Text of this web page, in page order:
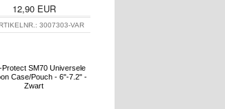
12,90EUR
3007303-VAR
Protect SM70 Universele
Case/Pouch - 6"-7.2" -
Zwart